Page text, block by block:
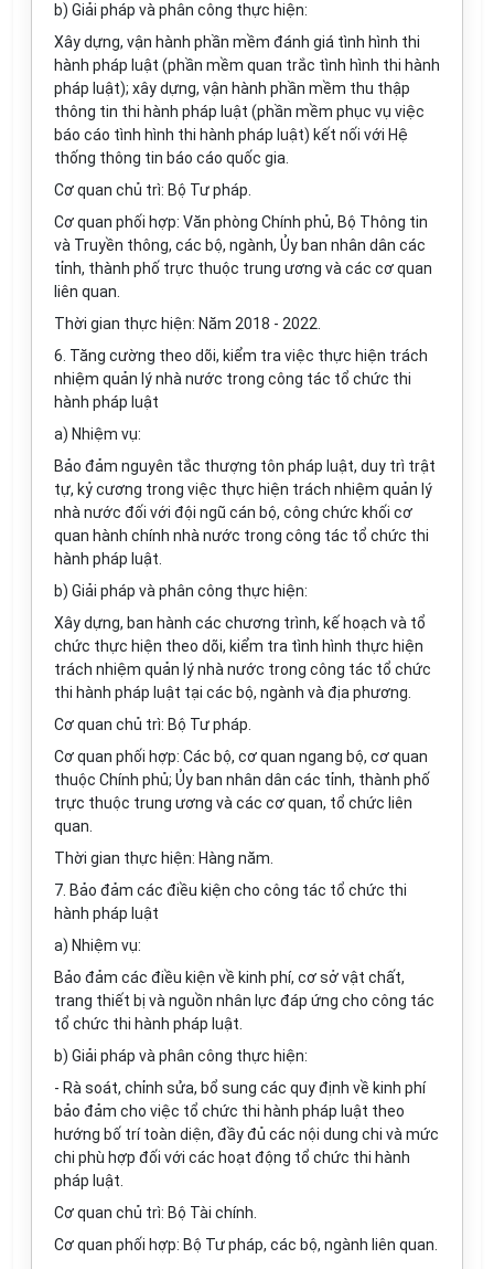
b) Giải pháp và phân công thực hiện:
Xây dựng, vận hành phần mềm đánh giá tình hình thi
hành pháp luật (phần mềm quan trắc tình hình thi hành
pháp luật); xây dựng, vận hành phần mềm thu thập
thông tin thi hành pháp luật (phần mềm phục vụ việc
báo cáo tình hình thi hành pháp luật) kết nối với Hệ
thống thông tin báo cáo quốc gia.
Cơ quan chủ trì: Bộ Tư pháp.
Cơ quan phối hợp: Văn phòng Chính phủ, Bộ Thông tin
và Truyền thông, các bộ, ngành, Ủy ban nhân dân các
tỉnh, thành phố trực thuộc trung ương và các cơ quan
liên quan.
Thời gian thực hiện: Năm 2018 - 2022.
6. Tăng cường theo dõi, kiểm tra việc thực hiện trách
nhiệm quản lý nhà nước trong công tác tổ chức thi
hành pháp luật
a) Nhiệm vụ:
Bảo đảm nguyên tắc thượng tôn pháp luật, duy trì trật
tự, kỷ cương trong việc thực hiện trách nhiệm quản lý
nhà nước đối với đội ngũ cán bộ, công chức khối cơ
quan hành chính nhà nước trong công tác tổ chức thi
hành pháp luật.
b) Giải pháp và phân công thực hiện:
Xây dựng, ban hành các chương trình, kế hoạch và tổ
chức thực hiện theo dõi, kiểm tra tình hình thực hiện
trách nhiệm quản lý nhà nước trong công tác tổ chức
thi hành pháp luật tại các bộ, ngành và địa phương.
Cơ quan chủ trì: Bộ Tư pháp.
Cơ quan phối hợp: Các bộ, cơ quan ngang bộ, cơ quan
thuộc Chính phủ; Ủy ban nhân dân các tỉnh, thành phố
trực thuộc trung ương và các cơ quan, tổ chức liên
quan.
Thời gian thực hiện: Hàng năm.
7. Bảo đảm các điều kiện cho công tác tổ chức thi
hành pháp luật
a) Nhiệm vụ:
Bảo đảm các điều kiện về kinh phí, cơ sở vật chất,
trang thiết bị và nguồn nhân lực đáp ứng cho công tác
tổ chức thi hành pháp luật.
b) Giải pháp và phân công thực hiện:
- Rà soát, chỉnh sửa, bổ sung các quy định về kinh phí
bảo đảm cho việc tổ chức thi hành pháp luật theo
hướng bố trí toàn diện, đầy đủ các nội dung chi và mức
chi phù hợp đối với các hoạt động tổ chức thi hành
pháp luật.
Cơ quan chủ trì: Bộ Tài chính.
Cơ quan phối hợp: Bộ Tư pháp, các bộ, ngành liên quan.